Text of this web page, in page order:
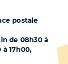
postale
de 08h30 à
17h00,